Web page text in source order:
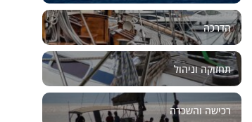
הדרכה
תחזוקה וניהול
רכישה והשכרה